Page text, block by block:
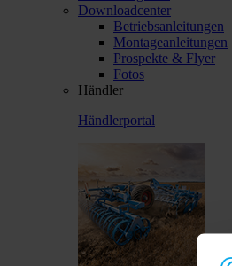
Downloadcenter
Betriebsanleitungen
Montageanleitungen
Prospekte & Flyer
Fotos
Händler
Händlerportal